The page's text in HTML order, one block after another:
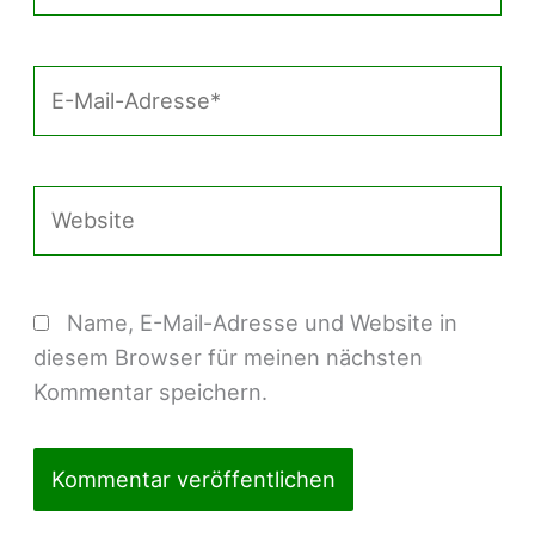
Mail-
Name, E-Mail-Adresse und Website in
diesem Browser für meinen nächsten
Kommentar speichern.